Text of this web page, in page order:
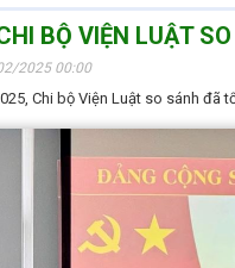
BỘ VIỆN LUẬT
2025 00:00
Chi bộ Viện Luật so sánh đã